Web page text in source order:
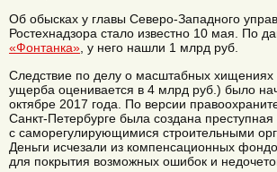
Об обысках у главы Северо-Западного
Ростехнадзора стало известно 10 мая. По
«Фонтанка», у него нашли 1 млрд руб.
Следствие по делу о масштабных
ущерба оценивается в 4 млрд руб.) было
октябре 2017 года. По версии
Санкт-Петербурге была создана
с саморегулирующимися строительными
Деньги исчезали из компенсационных
для покрытия возможных ошибок и